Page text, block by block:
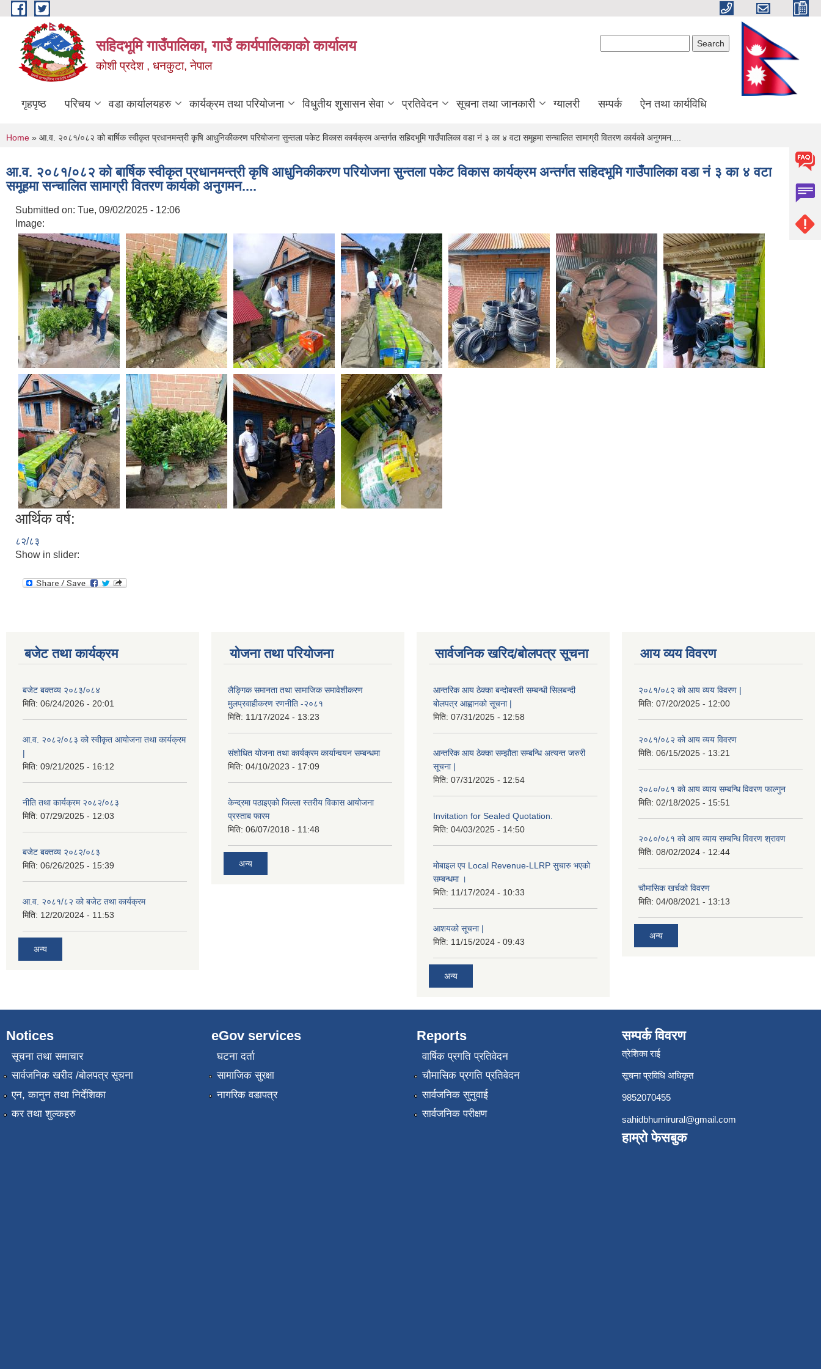
Skip to main content
सहिदभूमि गाउँपालिका, गाउँ कार्यपालिकाको कार्यालय
कोशी प्रदेश , धनकुटा, नेपाल
गृहपृष्ठ परिचय वडा कार्यालयहरु कार्यक्रम तथा परियोजना विधुतीय शुसासन सेवा प्रतिवेदन सूचना तथा जानकारी ग्यालरी सम्पर्क ऐन तथा कार्यविधि
You are here
Home » आ.व. २०८१/०८२ को बार्षिक स्वीकृत प्रधानमन्त्री कृषि आधुनिकीकरण परियोजना सुन्तला पकेट विकास कार्यक्रम अन्तर्गत सहिदभूमि गाउँपालिका वडा नं ३ का ४ वटा समूहमा सन्चालित सामाग्री वितरण कार्यको अनुगमन....
आ.व. २०८१/०८२ को बार्षिक स्वीकृत प्रधानमन्त्री कृषि आधुनिकीकरण परियोजना सुन्तला पकेट विकास कार्यक्रम अन्तर्गत सहिदभूमि गाउँपालिका वडा नं ३ का ४ वटा
समूहमा सन्चालित सामाग्री वितरण कार्यको अनुगमन....
Submitted on: Tue, 09/02/2025 - 12:06
Image:
आर्थिक वर्ष:
८२/८३
Show in slider:
बजेट तथा कार्यक्रम
बजेट बक्तव्य २०८३/०८४
मिति: 06/24/2026 - 20:01
आ.व. २०८२/०८३ को स्वीकृत आयोजना तथा कार्यक्रम
|
मिति: 09/21/2025 - 16:12
नीति तथा कार्यक्रम २०८२/०८३
मिति: 07/29/2025 - 12:03
बजेट बक्तव्य २०८२/०८३
मिति: 06/26/2025 - 15:39
आ.व. २०८१/८२ को बजेट तथा कार्यक्रम
मिति: 12/20/2024 - 11:53
अन्य
योजना तथा परियोजना
लैङ्गिक समानता तथा सामाजिक समावेशीकरण
मुलप्रवाहीकरण रणनीति -२०८१
मिति: 11/17/2024 - 13:23
संशोधित योजना तथा कार्यक्रम कार्यान्वयन सम्बन्धमा
मिति: 04/10/2023 - 17:09
केन्द्रमा पठाइएको जिल्ला स्तरीय विकास आयोजना
प्रस्ताब फारम
मिति: 06/07/2018 - 11:48
अन्य
सार्वजनिक खरिद/बोलपत्र सूचना
आन्तरिक आय ठेक्का बन्दोबस्ती सम्बन्धी सिलबन्दी
बोलपत्र आह्वानको सूचना |
मिति: 07/31/2025 - 12:58
आन्तरिक आय ठेक्का सम्झौता सम्बन्धि अत्यन्त जरुरी
सूचना |
मिति: 07/31/2025 - 12:54
Invitation for Sealed Quotation.
मिति: 04/03/2025 - 14:50
मोबाइल एप Local Revenue-LLRP सुचारु भएको
सम्बन्धमा ।
मिति: 11/17/2024 - 10:33
आशयको सूचना |
मिति: 11/15/2024 - 09:43
अन्य
आय व्यय विवरण
२०८१/०८२ को आय व्यय विवरण |
मिति: 07/20/2025 - 12:00
२०८१/०८२ को आय व्यय विवरण
मिति: 06/15/2025 - 13:21
२०८०/०८१ को आय व्याय सम्बन्धि विवरण फाल्गुन
मिति: 02/18/2025 - 15:51
२०८०/०८१ को आय व्याय सम्बन्धि विवरण श्रावण
मिति: 08/02/2024 - 12:44
चौमासिक खर्चको विवरण
मिति: 04/08/2021 - 13:13
अन्य
Notices
सूचना तथा समाचार
सार्वजनिक खरीद /बोलपत्र सूचना
एन, कानुन तथा निर्देशिका
कर तथा शुल्कहरु
eGov services
घटना दर्ता
सामाजिक सुरक्षा
नागरिक वडापत्र
Reports
वार्षिक प्रगति प्रतिवेदन
चौमासिक प्रगति प्रतिवेदन
सार्वजनिक सुनुवाई
सार्वजनिक परीक्षण
सम्पर्क विवरण
त्रेशिका राई
सूचना प्रविधि अधिकृत
9852070455
sahidbhumirural@gmail.com
हाम्रो फेसबुक